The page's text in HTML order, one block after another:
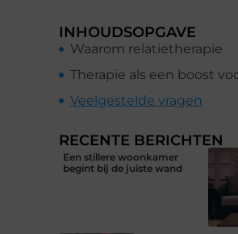
INHOUDSOPGAVE
Waarom relatietherapie
Therapie als een boost
Veelgestelde vragen
RECENTE BERICHTEN
Een stillere woonkamer
begint bij de juiste wand